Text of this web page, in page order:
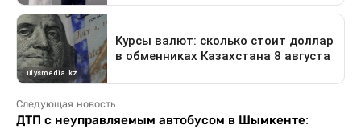
Следующая новость
ДТП с неуправляемым автобусом в Шымкенте: